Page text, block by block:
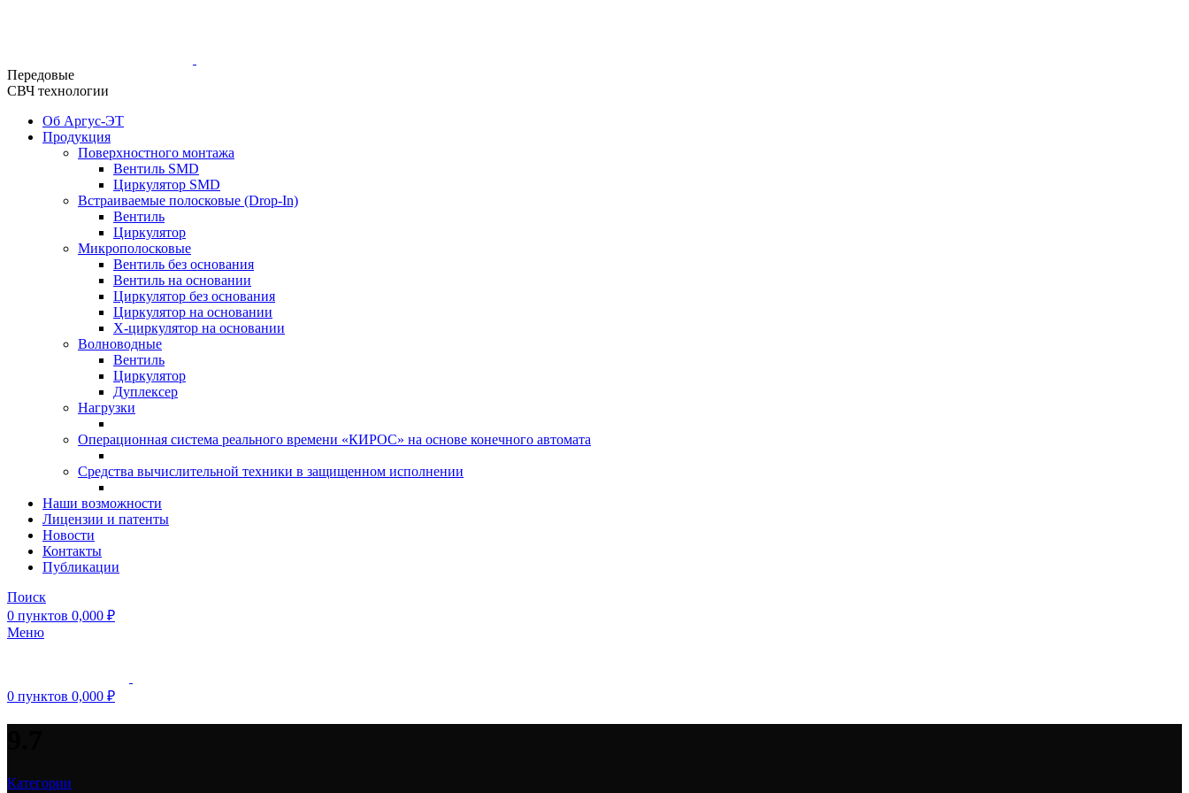
Передовые
СВЧ технологии
Об Аргус-ЭТ
Продукция
Поверхностного монтажа
Вентиль SMD
Циркулятор SMD
Встраиваемые полосковые (Drop-In)
Вентиль
Циркулятор
Микрополосковые
Вентиль без основания
Вентиль на основании
Циркулятор без основания
Циркулятор на основании
Х-циркулятор на основании
Волноводные
Вентиль
Циркулятор
Дуплексер
Нагрузки
Операционная система реального времени «КИРОС» на основе конечного автомата
Средства вычислительной техники в защищенном исполнении
Наши возможности
Лицензии и патенты
Новости
Контакты
Публикации
Поиск
0 пунктов 0,000 ₽
Меню
0 пунктов 0,000 ₽
Категории